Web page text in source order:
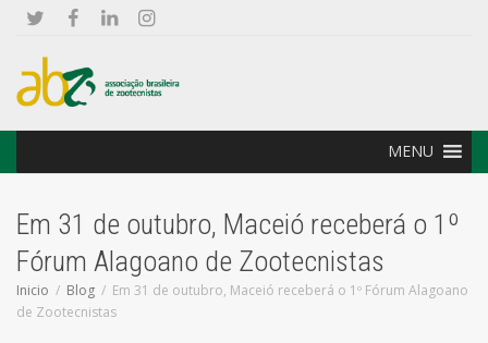
MENU
Em 31 de outubro, Maceió receberá o 1º
Fórum Alagoano de Zootecnistas
Inicio Blog
Em 31 de outubro, Maceió receberá o 1º Fórum Alagoano
de Zootecnistas